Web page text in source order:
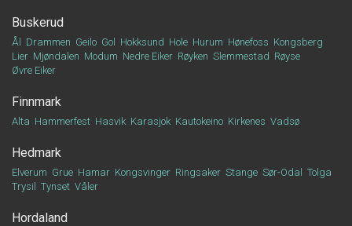
Buskerud
Ål Drammen Geilo Gol Hokksund Hole Hurum Hønefoss Kongsberg
Lier Mjøndalen Modum Nedre Eiker Røyken Slemmestad Røyse
Øvre Eiker
Finnmark
Alta Hammerfest Hasvik Karasjok Kautokeino Kirkenes Vadsø
Hedmark
Elverum Grue Hamar Kongsvinger Ringsaker Stange Sør-Odal
Tolga
Trysil
Tynset Våler
Hordaland